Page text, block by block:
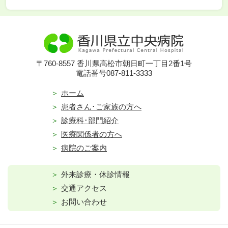
〒760-8557 香川県高松市朝日町一丁目2番1号
電話番号087-811-3333
ホーム
患者さん･ご家族の方へ
診療科･部門紹介
医療関係者の方へ
病院のご案内
外来診療・休診情報
交通アクセス
お問い合わせ